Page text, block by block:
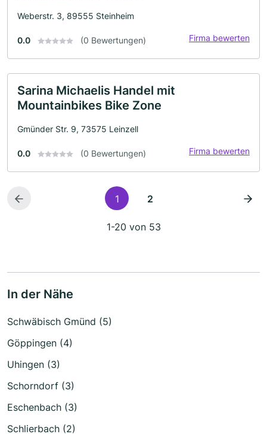
Weberstr. 3, 89555 Steinheim
0.0 (0 Bewertungen) Firma bewerten
Sarina Michaelis Handel mit
Mountainbikes Bike Zone
Gmünder Str. 9, 73575 Leinzell
0.0 (0 Bewertungen) Firma bewerten
1 2
1-20 von 53
In der Nähe
Schwäbisch Gmünd (5)
Göppingen (4)
Uhingen (3)
Schorndorf (3)
Eschenbach (3)
Schlierbach (2)